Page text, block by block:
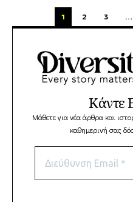
1 2 3 …
Κάντε
Μάθετε για νέα άρθρα και
καθημερινή σας